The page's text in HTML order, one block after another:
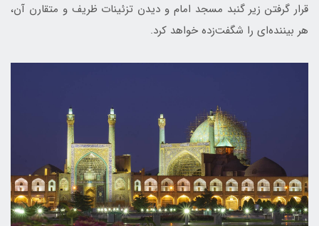
قرار گرفتن زیر گنبد مسجد امام و دیدن تزئینات ظریف و متقارن آن،
هر بیننده‌ای را شگفت‌زده خواهد کرد.